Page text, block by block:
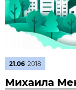
21.06 2018
Михаила